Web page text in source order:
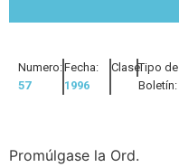
Numero:
57
Fecha:
1996
Clase:Tipo de
Boletín:
Promúlgase la Ord.